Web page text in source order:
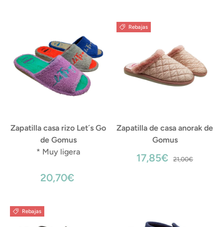
Zapatilla casa rizo Let´s Go
de Gomus
* Muy ligera
20,70€
Rebajas
Zapatilla de casa anorak de
Gomus
17,85€ 21,00€
Rebajas